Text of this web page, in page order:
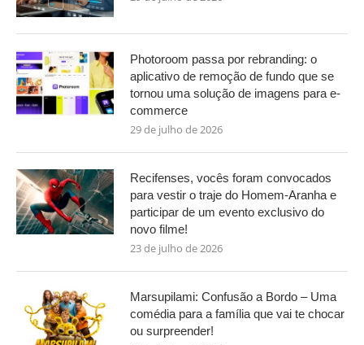
Photoroom passa por rebranding: o
aplicativo de remoção de fundo que se
tornou uma solução de imagens para e-
commerce
29 de julho de 2026
Recifenses, vocês foram convocados
para vestir o traje do Homem-Aranha e
participar de um evento exclusivo do
novo filme!
23 de julho de 2026
Marsupilami: Confusão a Bordo – Uma
comédia para a família que vai te chocar
ou surpreender!